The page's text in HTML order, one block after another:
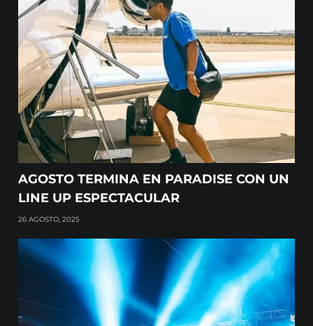
AGOSTO TERMINA EN PARADISE CON UN
LINE UP ESPECTACULAR
26 AGOSTO, 2025